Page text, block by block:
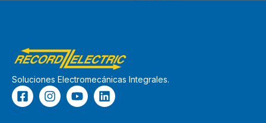
Soluciones Electromecánicas Integrales.